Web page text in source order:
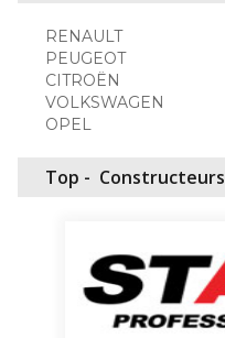
RENAULT
PEUGEOT
CITROËN
VOLKSWAGEN
OPEL
Top - Constructeurs